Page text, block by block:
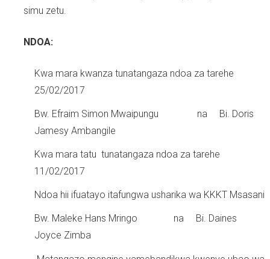
simu zetu.
NDOA:
Kwa mara kwanza tunatangaza ndoa za tarehe
25/02/2017
Bw. Efraim Simon Mwaipungu na Bi. Doris
Jamesy Ambangile
Kwa mara tatu tunatangaza ndoa za tarehe
11/02/2017
Ndoa hii ifuatayo itafungwa usharika wa KKKT Msasani
Bw. Maleke Hans Mringo na Bi. Daines
Joyce Zimba